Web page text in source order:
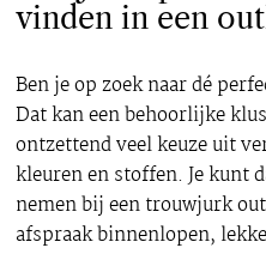
vinden in een
Ben je op zoek naar dé
Dat kan een behoorlijke
ontzettend veel keuze uit
kleuren en stoffen. Je kunt
nemen bij een trouwjurk
afspraak binnenlopen,